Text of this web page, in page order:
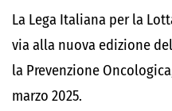
La Lega Italiana per la
via alla nuova edizione
la Prevenzione
marzo 2025.